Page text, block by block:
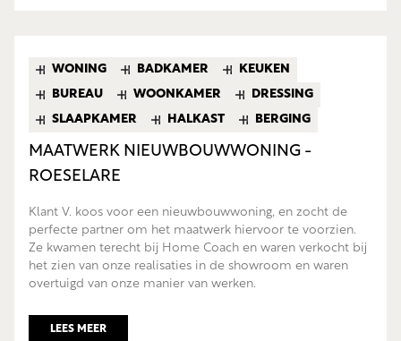
WONING BADKAMER
KEUKEN
BUREAU
WOONKAMER
DRESSING
SLAAPKAMER
HALKAST BERGING
MAATWERK NIEUWBOUWWONING -
ROESELARE
Klant V. koos voor een nieuwbouwwoning, en zocht de
perfecte partner om het maatwerk hiervoor te voorzien.
Ze kwamen terecht bij Home Coach en waren verkocht bij
het zien van onze realisaties in de showroom en waren
overtuigd van onze manier van werken.
LEES MEER